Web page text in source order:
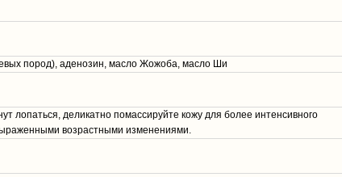
пород), аденозин, масло Жожоба, масло Ши
лопаться, деликатно помассируйте кожу для более интенсивного
возрастными изменениями.